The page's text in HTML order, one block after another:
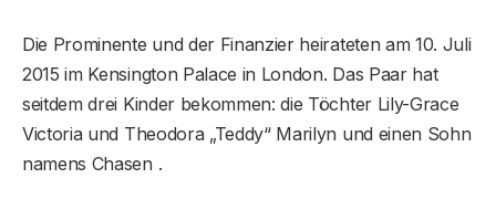
Die Prominente und der Finanzier heirateten am 10. Juli
2015 im Kensington Palace in London. Das Paar hat
seitdem drei Kinder bekommen: die Töchter Lily-Grace
Victoria und Theodora „Teddy“ Marilyn und einen Sohn
namens Chasen .